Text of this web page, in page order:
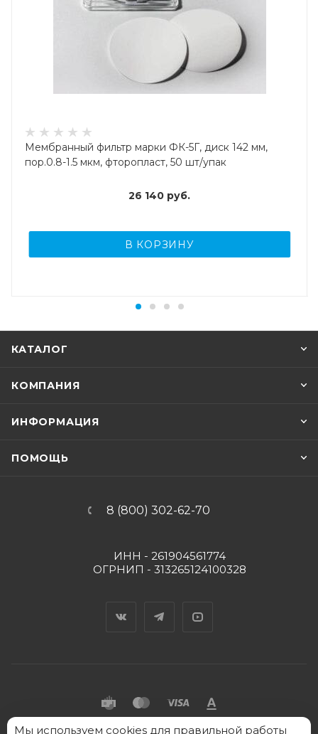
Мембранный фильтр марки ФК-5Г, диск 142 мм,
пор.0.8-1.5 мкм, фторопласт, 50 шт/упак
26 140 руб.
В КОРЗИНУ
КАТАЛОГ
КОМПАНИЯ
ИНФОРМАЦИЯ
ПОМОЩЬ
8 (800) 302-62-70
ИНН - 261904561774
ОГРНИП - 313265124100328
2026 © "Пять Капель" - интернет-магазин товаров
Мы используем cookies для правильной работы